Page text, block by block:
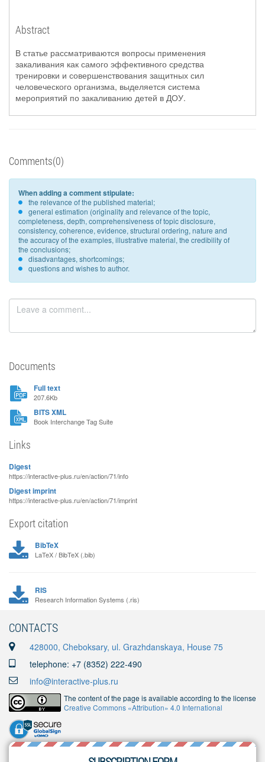
Abstract
В статье рассматриваются вопросы применения
закаливания как самого эффективного средства
тренировки и совершенствования защитных сил
человеческого организма, выделяется система
мероприятий по закаливанию детей в ДОУ.
Comments(0)
When adding a comment stipulate:
the relevance of the published material;
general estimation (originality and relevance of the topic,
completeness, depth, comprehensiveness of topic disclosure,
consistency, coherence, evidence, structural ordering, nature and
the accuracy of the examples, illustrative material, the credibility of
the conclusions;
disadvantages, shortcomings;
questions and wishes to author.
Documents
Full text
207.6Kb
BITS XML
Book Interchange Tag Suite
Links
Digest
https://interactive-plus.ru/en/action/71/info
Digest imprint
https://interactive-plus.ru/en/action/71/imprint
Export citation
BibTeX
LaTeX / BibTeX (.bib)
RIS
Research Information Systems (.ris)
CONTACTS
428000, Cheboksary, ul. Grazhdanskaya, House 75
telephone: +7 (8352) 222-490
info@interactive-plus.ru
The content of the page is available according to the license
Creative Commons «Attribution» 4.0 International